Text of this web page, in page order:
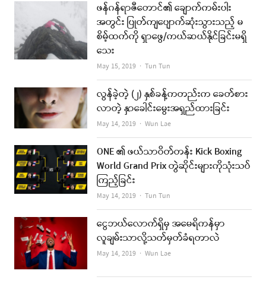
ဖန်ဂန်ရာဇီတောင်၏ ချောက်ကမ်းပါး
အတွင်း ပြုတ်ကျပျောက်ဆုံးသွားသည့် မ
စိမ့်ထက်ကို ရှာဖွေ/ကယ်ဆယ်နိုင်ခြင်းမရှိ
သေး
May 15, 2019 Author
Tun Tun
လွန်ခဲ့တဲ့ (၂) နှစ်ခန့်ကတည်းက ခေတ်စား
လာတဲ့ နှာခေါင်းမွေးအရှည်ထားခြင်း
May 14, 2019 Author
Wun Lae
ONE ၏ ဖယ်သာဝိတ်တန်း Kick Boxing
World Grand Prix တွဲဆိုင်းများကိုသုံးသပ်
ကြည့်ခြင်း
May 14, 2019 Author
Tun Tun
ငွေဘယ်လောက်ရှိမှ အမေရိကန်မှာ
လူချမ်းသာလို့သတ်မှတ်ခံရတာလဲ
May 14, 2019 Author
Wun Lae